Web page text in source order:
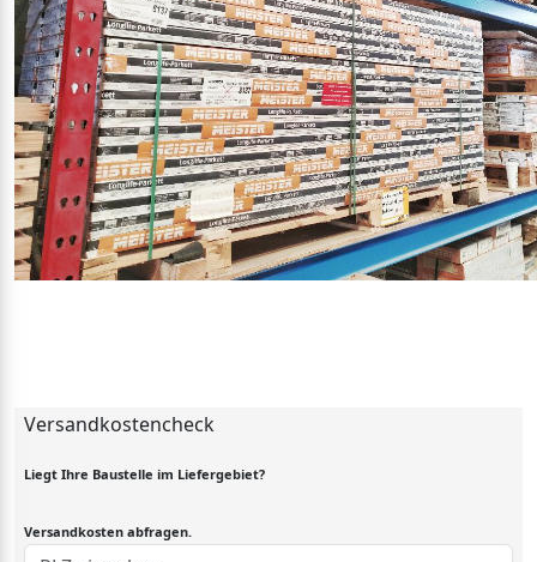
Versandkostencheck
Liegt Ihre Baustelle im Liefergebiet?
Versandkosten abfragen.